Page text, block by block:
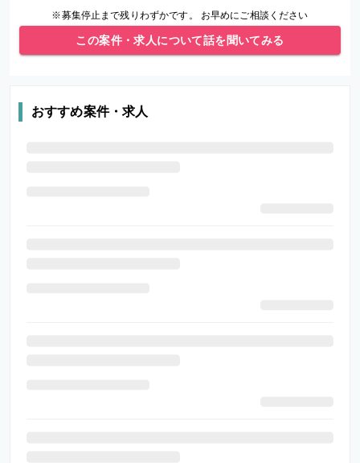
※募集停止まで残りわずかです。 お早めにご相談ください
この案件・求人について話を聞いてみる
おすすめ案件・求人